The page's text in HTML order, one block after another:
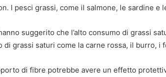
I pesci grassi, come il salmone, le sardine e
suggerito che l’alto consumo di grassi
grassi saturi come la carne rossa, il burro, i
di fibre potrebbe avere un effetto